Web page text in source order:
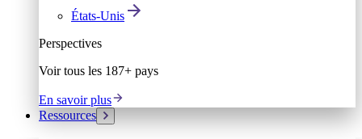
États-Unis
Perspectives
Voir tous les 187+ pays
En savoir plus
Ressources